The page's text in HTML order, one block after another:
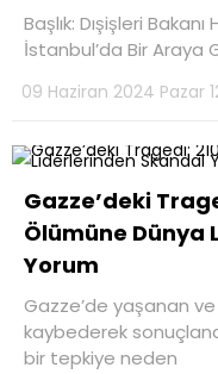
Başlık: Dışişleri
İstanbul’da Bir Araya
09 Haziran 2024 Pazar
Gazze’deki
Ölümüne Dünya
Yorum
Gazze’de yaşanan ve
kaybederek
bir tepkiye neden